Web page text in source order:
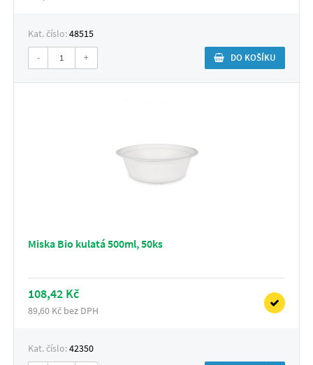
Kat. číslo:48515
- + DO KOŠÍKU
Miska Bio kulatá 500ml, 50ks
108,42 Kč
89,60 Kč bez DPH
Kat. číslo:42350